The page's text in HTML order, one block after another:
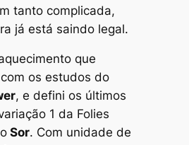
tanto complicada,
já está saindo legal.
que
os estudos do
, e defini os últimos
1 da Folies
Sor. Com unidade de